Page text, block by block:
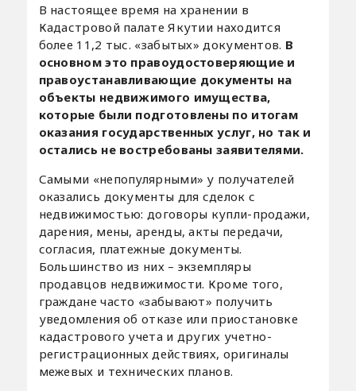
В настоящее время на хранении в
Кадастровой палате Якутии находится
более 11,2 тыс. «забытых» документов. В
основном это правоудостоверяющие и
правоустанавливающие документы на
объекты недвижимого имущества,
которые были подготовлены по итогам
оказания государственных услуг, но так и
остались не востребованы заявителями.
Самыми «непопулярными» у получателей
оказались документы для сделок с
недвижимостью: договоры купли-продажи,
дарения, мены, аренды, акты передачи,
согласия, платежные документы.
Большинство из них – экземпляры
продавцов недвижимости. Кроме того,
граждане часто «забывают» получить
уведомления об отказе или приостановке
кадастрового учета и других учетно-
регистрационных действиях, оригиналы
межевых и технических планов.